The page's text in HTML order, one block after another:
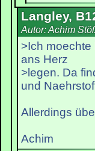
Langley,
Autor: Achim
>Ich
ans Herz
>legen. Da
und
Allerdings
Achim